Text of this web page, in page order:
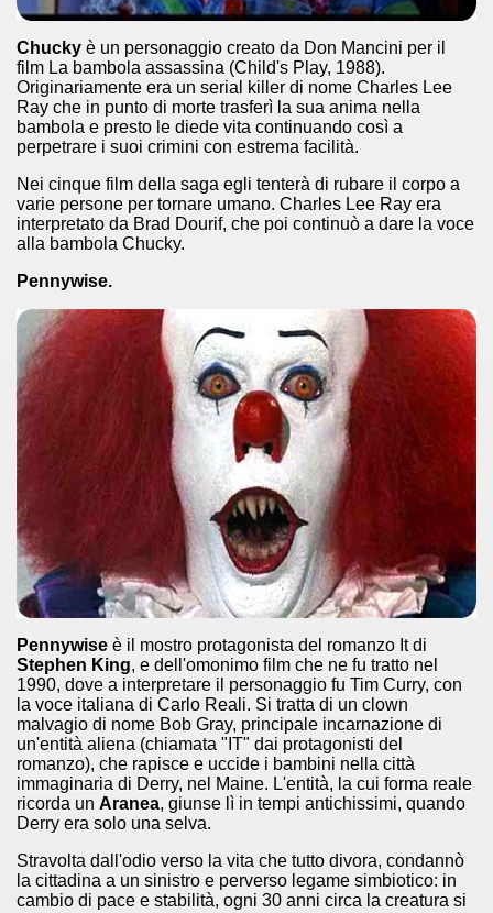
Chucky è un personaggio creato da Don Mancini per il
film La bambola assassina (Child's Play, 1988).
Originariamente era un serial killer di nome Charles Lee
Ray che in punto di morte trasferì la sua anima nella
bambola e presto le diede vita continuando così a
perpetrare i suoi crimini con estrema facilità.
Nei cinque film della saga egli tenterà di rubare il corpo a
varie persone per tornare umano. Charles Lee Ray era
interpretato da Brad Dourif, che poi continuò a dare la voce
alla bambola Chucky.
Pennywise.
Pennywise è il mostro protagonista del romanzo It di
Stephen King, e dell'omonimo film che ne fu tratto nel
1990, dove a interpretare il personaggio fu Tim Curry, con
la voce italiana di Carlo Reali. Si tratta di un clown
malvagio di nome Bob Gray, principale incarnazione di
un'entità aliena (chiamata "IT" dai protagonisti del
romanzo), che rapisce e uccide i bambini nella città
immaginaria di Derry, nel Maine. L'entità, la cui forma reale
ricorda un Aranea, giunse lì in tempi antichissimi, quando
Derry era solo una selva.
Stravolta dall'odio verso la vita che tutto divora, condannò
la cittadina a un sinistro e perverso legame simbiotico: in
cambio di pace e stabilità, ogni 30 anni circa la creatura si
Se Ti Piacciono nel mese di Luglio 2014.